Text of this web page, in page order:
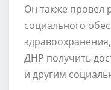
Он также провел
социального
ДНР получить
и другим